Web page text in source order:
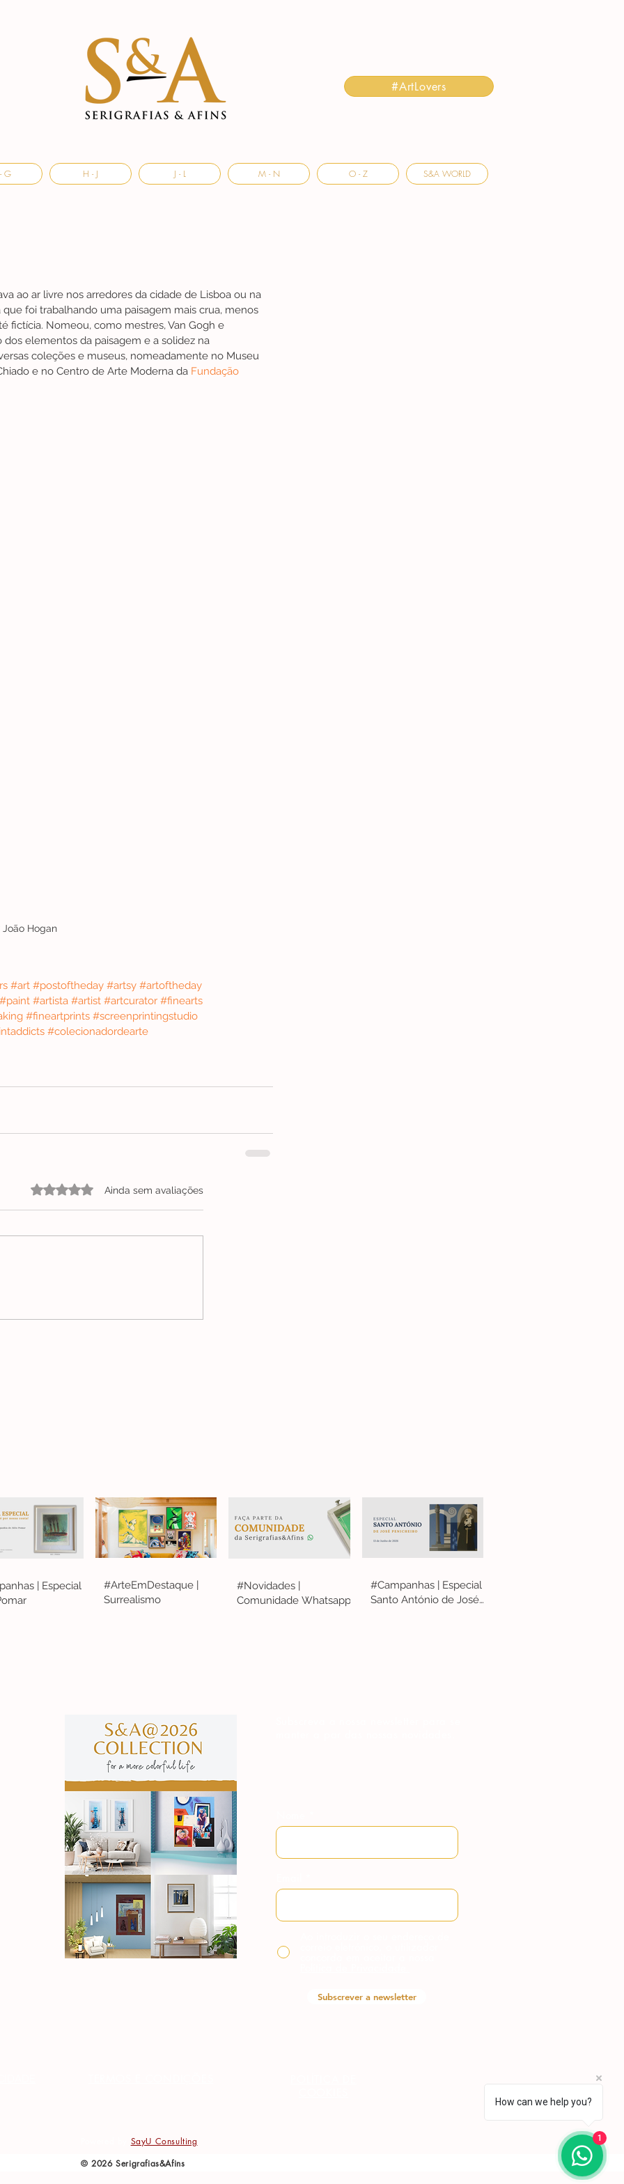
#ArtLovers
G H - J J - L M - N O - Z S&A WORLD
ao ar livre nos arredores da cidade de Lisboa ou na
foi trabalhando uma paisagem mais crua, menos
fictícia. Nomeou, como mestres, Van Gogh e
elementos da paisagem e a solidez na
coleções e museus, nomeadamente no Museu
e no Centro de Arte Moderna da Fundação
João Hogan
#art #postoftheday #artsy #artoftheday
#paint #artista #artist #artcurator #finearts
#fineartprints #screenprintingstudio
#colecionadordearte
Avaliado com 0 de 5 estrelas.
Ainda sem avaliações
| Especial
#ArteEmDestaque |
Surrealismo
#Novidades |
Comunidade Whatsapp
#Campanhas | Especial
Santo António de José
SayU Consulting
Subscrever a newsletter
© 2026 Serigrafias&Afins
How can we help you?
1